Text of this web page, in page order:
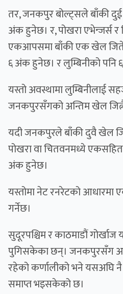
तर, जनकपुर बोल्ट्सले बाँकी
अंक हुनेछ। र, पोखरा एभेन्जर्स
एकआपसमा बाँकी एक खेल जिते
६ अंक हुनेछ। र लुम्बिनीको
यस्तो अवस्थामा लुम्बिनीलाई
जनकपुरसँगको अन्तिम खेल जित्नै
यदी जनकपुरले बाँकी दुवै खेल
पोखरा वा चितवनमध्ये
अंक हुनेछ।
यस्तोमा नेट रनरेटको आधारमा
गर्नेछ।
सुदूरपश्चिम र काठमाडौं
पुगिसकेका छन्। जनकपुरसँग
रहेको कर्णालीको भने यसअघि
समाप्त भइसकेको छ।